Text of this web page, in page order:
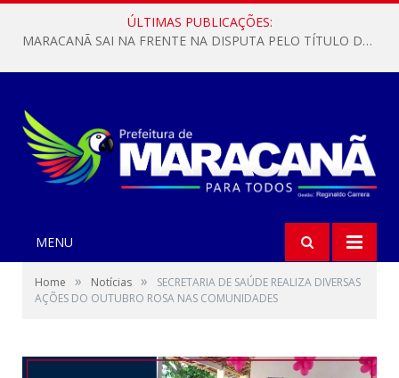
ÚLTIMAS PUBLICAÇÕES:
MARACANÃ SAI NA FRENTE NA DISPUTA PELO TÍTULO DA COPA PARÁ SUB-17!
MENU
Home » Notícias »
SECRETARIA DE SAÚDE REALIZA DIVERSAS
AÇÕES DO OUTUBRO ROSA NAS COMUNIDADES